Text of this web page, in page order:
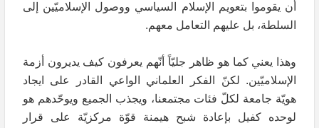
أن يقوموا بتعويم الإسلام السياسي ووصول الإسلاميّين إلى
السلطة، بل عليهم التعامل معهم.
وهذا يعني كما هو ظاهر جليّاً أنّهم يعرفون كيف يديرون أزمة
الإسلاميّين. لكنّ الفكر العلماني الواعي القادر على ايجاد
هويّة جامعة لكلّ فئات مجتمعنا، ويجذب الجميع ويوحّدهم هو
لوحده كفيل بإعادة شبح هيمنة قوّة مركزيّة على قرار